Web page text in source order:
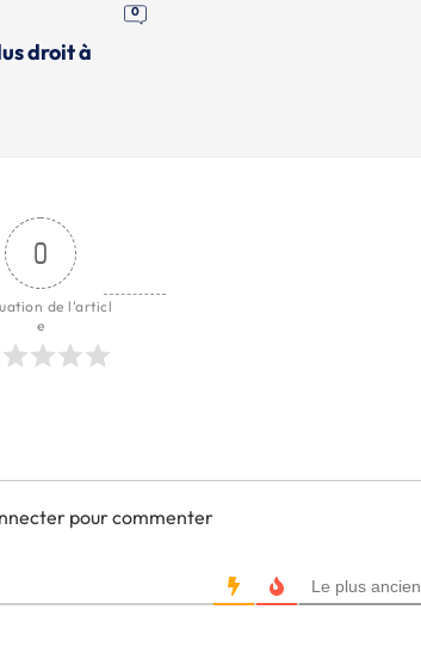
0
droit à
0
de l'articl
e
pour commenter
Le plus ancien